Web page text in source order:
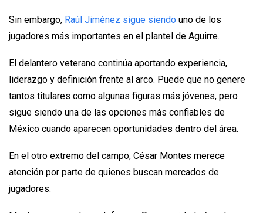
Sin embargo, Raúl Jiménez sigue siendo uno de los
jugadores más importantes en el plantel de Aguirre.
El delantero veterano continúa aportando experiencia,
liderazgo y definición frente al arco. Puede que no genere
tantos titulares como algunas figuras más jóvenes, pero
sigue siendo una de las opciones más confiables de
México cuando aparecen oportunidades dentro del área.
En el otro extremo del campo, César Montes merece
atención por parte de quienes buscan mercados de
jugadores.